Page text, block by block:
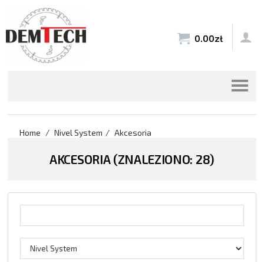
 0.00zł 
Home Nivel System Akcesoria
AKCESORIA (ZNALEZIONO: 28)